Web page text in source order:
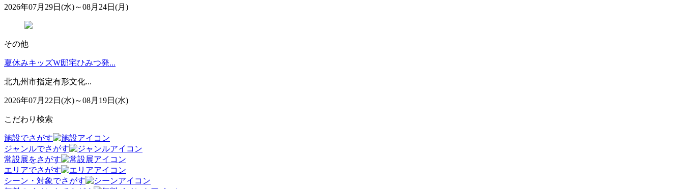
2026年07月29日(水)～08月24日(月)
その他
夏休みキッズW邸宅ひみつ発...
北九州市指定有形文化...
2026年07月22日(水)～08月19日(水)
こだわり検索
施設でさがす
ジャンルでさがす
常設展をさがす
エリアでさがす
シーン・対象でさがす